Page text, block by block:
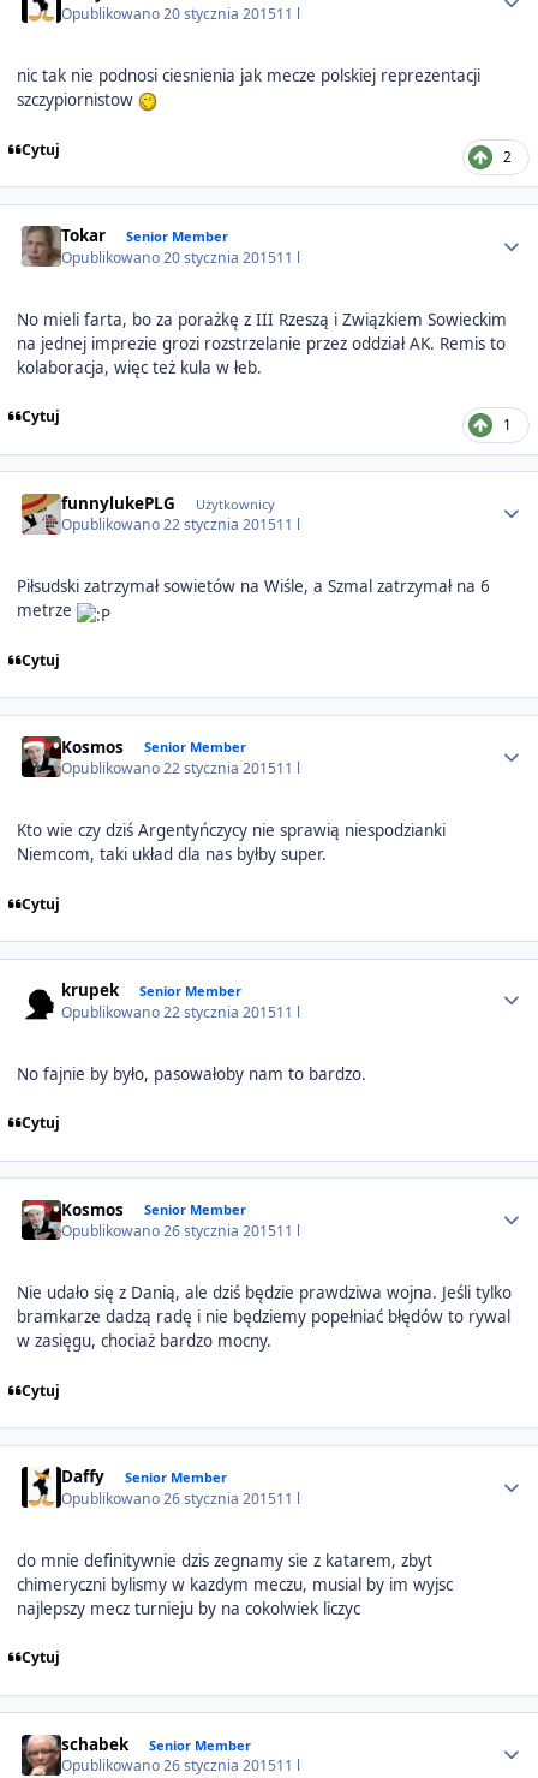
Opublikowano20 stycznia 201511 l
nic tak nie podnosi ciesnienia jak mecze polskiej reprezentacji
szczypiornistow
Cytuj 2
Tokar Senior Member
Opublikowano20 stycznia 201511 l
No mieli farta, bo za porażkę z III Rzeszą i Związkiem Sowieckim
na jednej imprezie grozi rozstrzelanie przez oddział AK. Remis to
kolaboracja, więc też kula w łeb.
Cytuj 1
funnylukePLG Użytkownicy
Opublikowano22 stycznia 201511 l
Piłsudski zatrzymał sowietów na Wiśle, a Szmal zatrzymał na 6
metrze
Cytuj
Kosmos Senior Member
Opublikowano22 stycznia 201511 l
Kto wie czy dziś Argentyńczycy nie sprawią niespodzianki
Niemcom, taki układ dla nas byłby super.
Cytuj
krupek Senior Member
Opublikowano22 stycznia 201511 l
No fajnie by było, pasowałoby nam to bardzo.
Cytuj
Kosmos Senior Member
Opublikowano26 stycznia 201511 l
Nie udało się z Danią, ale dziś będzie prawdziwa wojna. Jeśli tylko
bramkarze dadzą radę i nie będziemy popełniać błędów to rywal
w zasięgu, chociaż bardzo mocny.
Cytuj
Daffy Senior Member
Opublikowano26 stycznia 201511 l
do mnie definitywnie dzis zegnamy sie z katarem, zbyt
chimeryczni bylismy w kazdym meczu, musial by im wyjsc
najlepszy mecz turnieju by na cokolwiek liczyc
Cytuj
schabek Senior Member
Opublikowano26 stycznia 201511 l